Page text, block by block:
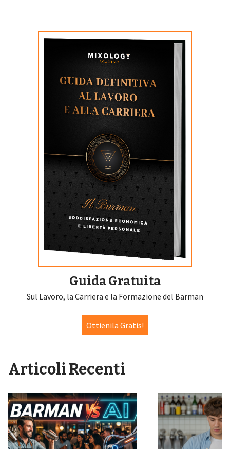
Guida Gratuita
Sul Lavoro, la Carriera e la Formazione del Barman
Ottienila Gratis!
Articoli Recenti